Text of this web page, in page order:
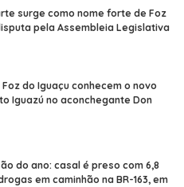
surge como nome forte de Foz
pela Assembleia Legislativa
do Iguaçu conhecem o novo
Iguazú no aconchegante Don
do ano: casal é preso com 6,8
em caminhão na BR-163, em